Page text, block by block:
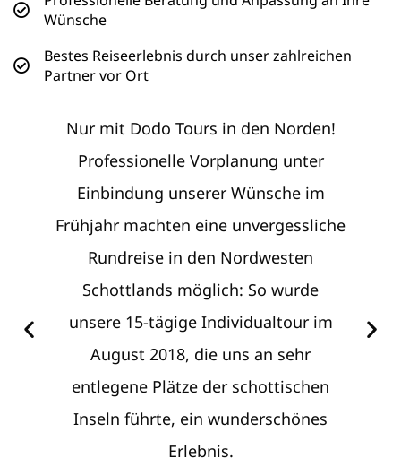
Wünsche
Bestes Reiseerlebnis durch unser zahlreichen
Partner vor Ort
Nur mit Dodo Tours in den Norden!
Professionelle Vorplanung unter
Einbindung unserer Wünsche im
Frühjahr machten eine unvergessliche
Rundreise in den Nordwesten
Schottlands möglich: So wurde
unsere 15-tägige Individualtour im
August 2018, die uns an sehr
entlegene Plätze der schottischen
Inseln führte, ein wunderschönes
Erlebnis.